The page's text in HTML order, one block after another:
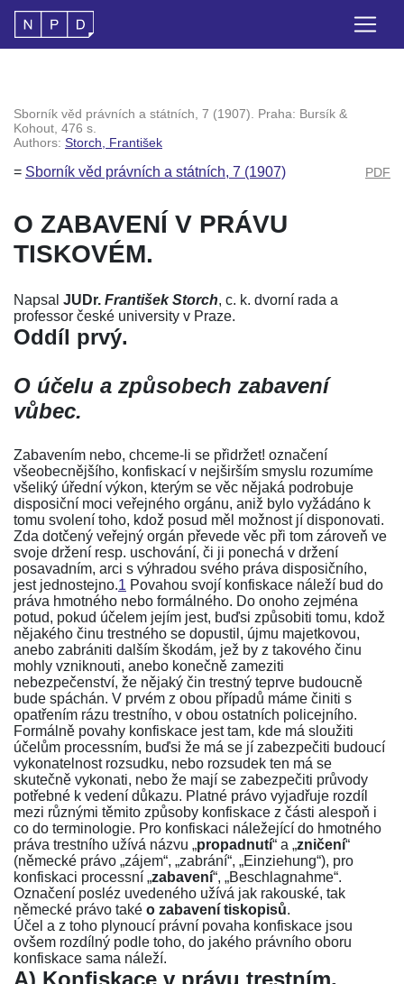
Sborník věd právních a státních, 7 (1907). Praha: Bursík &
Kohout, 476 s.
Authors: Storch, František
= Sborník věd právních a státních, 7 (1907) PDF
O ZABAVENÍ V PRÁVU
TISKOVÉM.
Napsal JUDr. František Storch, c. k. dvorní rada a
professor české university v Praze.
Oddíl prvý.
O účelu a způsobech zabavení
vůbec.
Zabavením nebo, chceme-li se přidržet! označení
všeobecnějšího, konfiskací v nejširším smyslu rozumíme
všeliký úřední výkon, kterým se věc nějaká podrobuje
disposiční moci veřejného orgánu, aniž bylo vyžádáno k
tomu svolení toho, kdož posud měl možnost jí disponovati.
Zda dotčený veřejný orgán převede věc při tom zároveň ve
svoje držení resp. uschování, či ji ponechá v držení
posavadním, arci s výhradou svého práva disposičního,
jest jednostejno.1 Povahou svojí konfiskace náleží bud do
práva hmotného nebo formálného. Do onoho zejména
potud, pokud účelem jejím jest, buďsi způsobiti tomu, kdož
nějakého činu trestného se dopustil, újmu majetkovou,
anebo zabrániti dalším škodám, jež by z takového činu
mohly vzniknouti, anebo konečně zameziti
nebezpečenství, že nějaký čin trestný teprve budoucně
bude spáchán. V prvém z obou případů máme činiti s
opatřením rázu trestního, v obou ostatních policejního.
Formálně povahy konfiskace jest tam, kde má sloužiti
účelům processním, buďsi že má se jí zabezpečiti budoucí
vykonatelnost rozsudku, nebo rozsudek ten má se
skutečně vykonati, nebo že mají se zabezpečiti průvody
potřebné k vedení důkazu. Platné právo vyjadřuje rozdíl
mezi různými těmito způsoby konfiskace z části alespoň i
co do terminologie. Pro konfiskaci náležející do hmotného
práva trestního užívá názvu „propadnutí“ a „zničení“
(německé právo „zájem“, „zabrání“, „Einziehung“), pro
konfiskaci processní „zabavení“, „Beschlagnahme“.
Označení posléz uvedeného užívá jak rakouské, tak
německé právo také o zabavení tiskopisů.
Účel a z toho plynoucí právní povaha konfiskace jsou
ovšem rozdílný podle toho, do jakého právního oboru
konfiskace sama náleží.
A) Konfiskace v právu trestním.